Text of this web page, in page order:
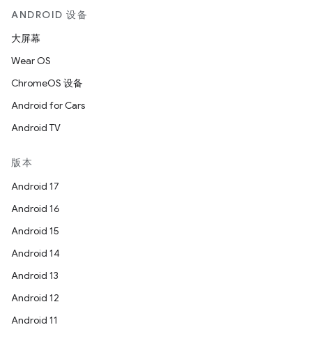
ANDROID 设备
大屏幕
Wear OS
ChromeOS 设备
Android for Cars
Android TV
版本
Android 17
Android 16
Android 15
Android 14
Android 13
Android 12
Android 11